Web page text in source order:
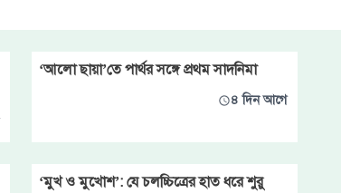
‘আলো ছায়া’তে পার্থর সঙ্গে প্রথম সাদনিমা
৪ দিন আগে
‘মুখ ও মুখোশ’: যে চলচ্চিত্রের হাত ধরে শুরু